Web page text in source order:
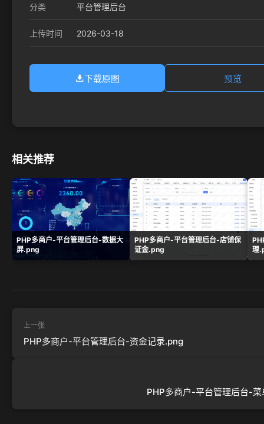
分类 平台管理后台
上传时间 2026-03-18
下载原图 预览
相关推荐
PHP多商户-平台管理后台-数据大
屏.png
PHP多商户-平台管理后台-店铺保
证金.png
理
上一张
PHP多商户-平台管理后台-资金记录.png
PHP多商户-平台管理后台-